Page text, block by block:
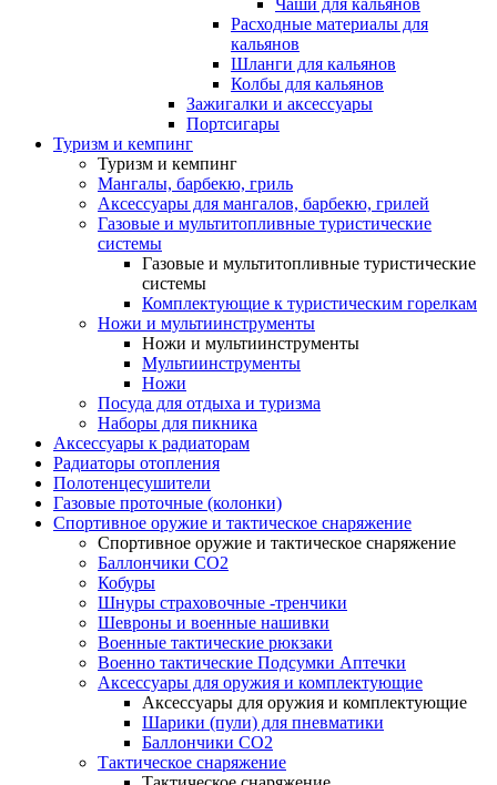
Чаши для кальянов
Расходные материалы для
кальянов
Шланги для кальянов
Колбы для кальянов
Зажигалки и аксессуары
Портсигары
Туризм и кемпинг
Туризм и кемпинг
Мангалы, барбекю, гриль
Аксессуары для мангалов, барбекю, грилей
Газовые и мультитопливные туристические
системы
Газовые и мультитопливные туристические
системы
Комплектующие к туристическим горелкам
Ножи и мультиинструменты
Ножи и мультиинструменты
Мультиинструменты
Ножи
Посуда для отдыха и туризма
Наборы для пикника
Аксессуары к радиаторам
Радиаторы отопления
Полотенцесушители
Газовые проточные (колонки)
Спортивное оружие и тактическое снаряжение
Спортивное оружие и тактическое снаряжение
Баллончики CO2
Кобуры
Шнуры страховочные -тренчики
Шевроны и военные нашивки
Военные тактические рюкзаки
Военно тактические Подсумки Аптечки
Аксессуары для оружия и комплектующие
Аксессуары для оружия и комплектующие
Шарики (пули) для пневматики
Баллончики CO2
Тактическое снаряжение